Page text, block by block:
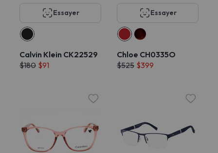
Essayer
Calvin Klein CK22529
$180 $91
Essayer
Chloe CH0335O
$525 $399